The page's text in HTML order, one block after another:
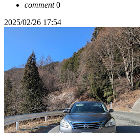
comment0
2025/02/26 17:54